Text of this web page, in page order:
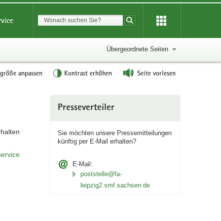
Suchbegriff
Suche starten
Übergeordnete Seiten
anpassen Kontrast erhöhen Seite vorlesen
Information
Presseverteiler
Sie möchten unsere Pressemitteilungen
künftig per E‑Mail erhalten?
E-Mail:
poststelle@fa-
leipzig2.smf.sachsen.de